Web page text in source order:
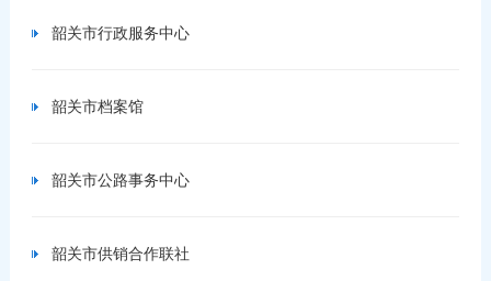
韶关市行政服务中心
韶关市档案馆
韶关市公路事务中心
韶关市供销合作联社